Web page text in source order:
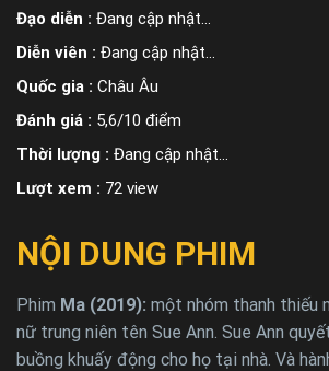
Đạo diễn : Đang cập nhật…
Diễn viên : Đang cập nhật…
Quốc gia : Châu Âu
Đánh giá : 5,6/10 điểm
Thời lượng : Đang cập nhật…
Lượt xem : 72 view
NỘI DUNG PHIM
Phim Ma (2019): một nhóm thanh thiếu
nữ trung niên tên Sue Ann. Sue Ann
buồng khuấy động cho họ tại nhà. Và